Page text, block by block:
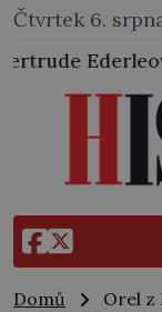
Čtvrtek 6.
jako
Domů
Orel z